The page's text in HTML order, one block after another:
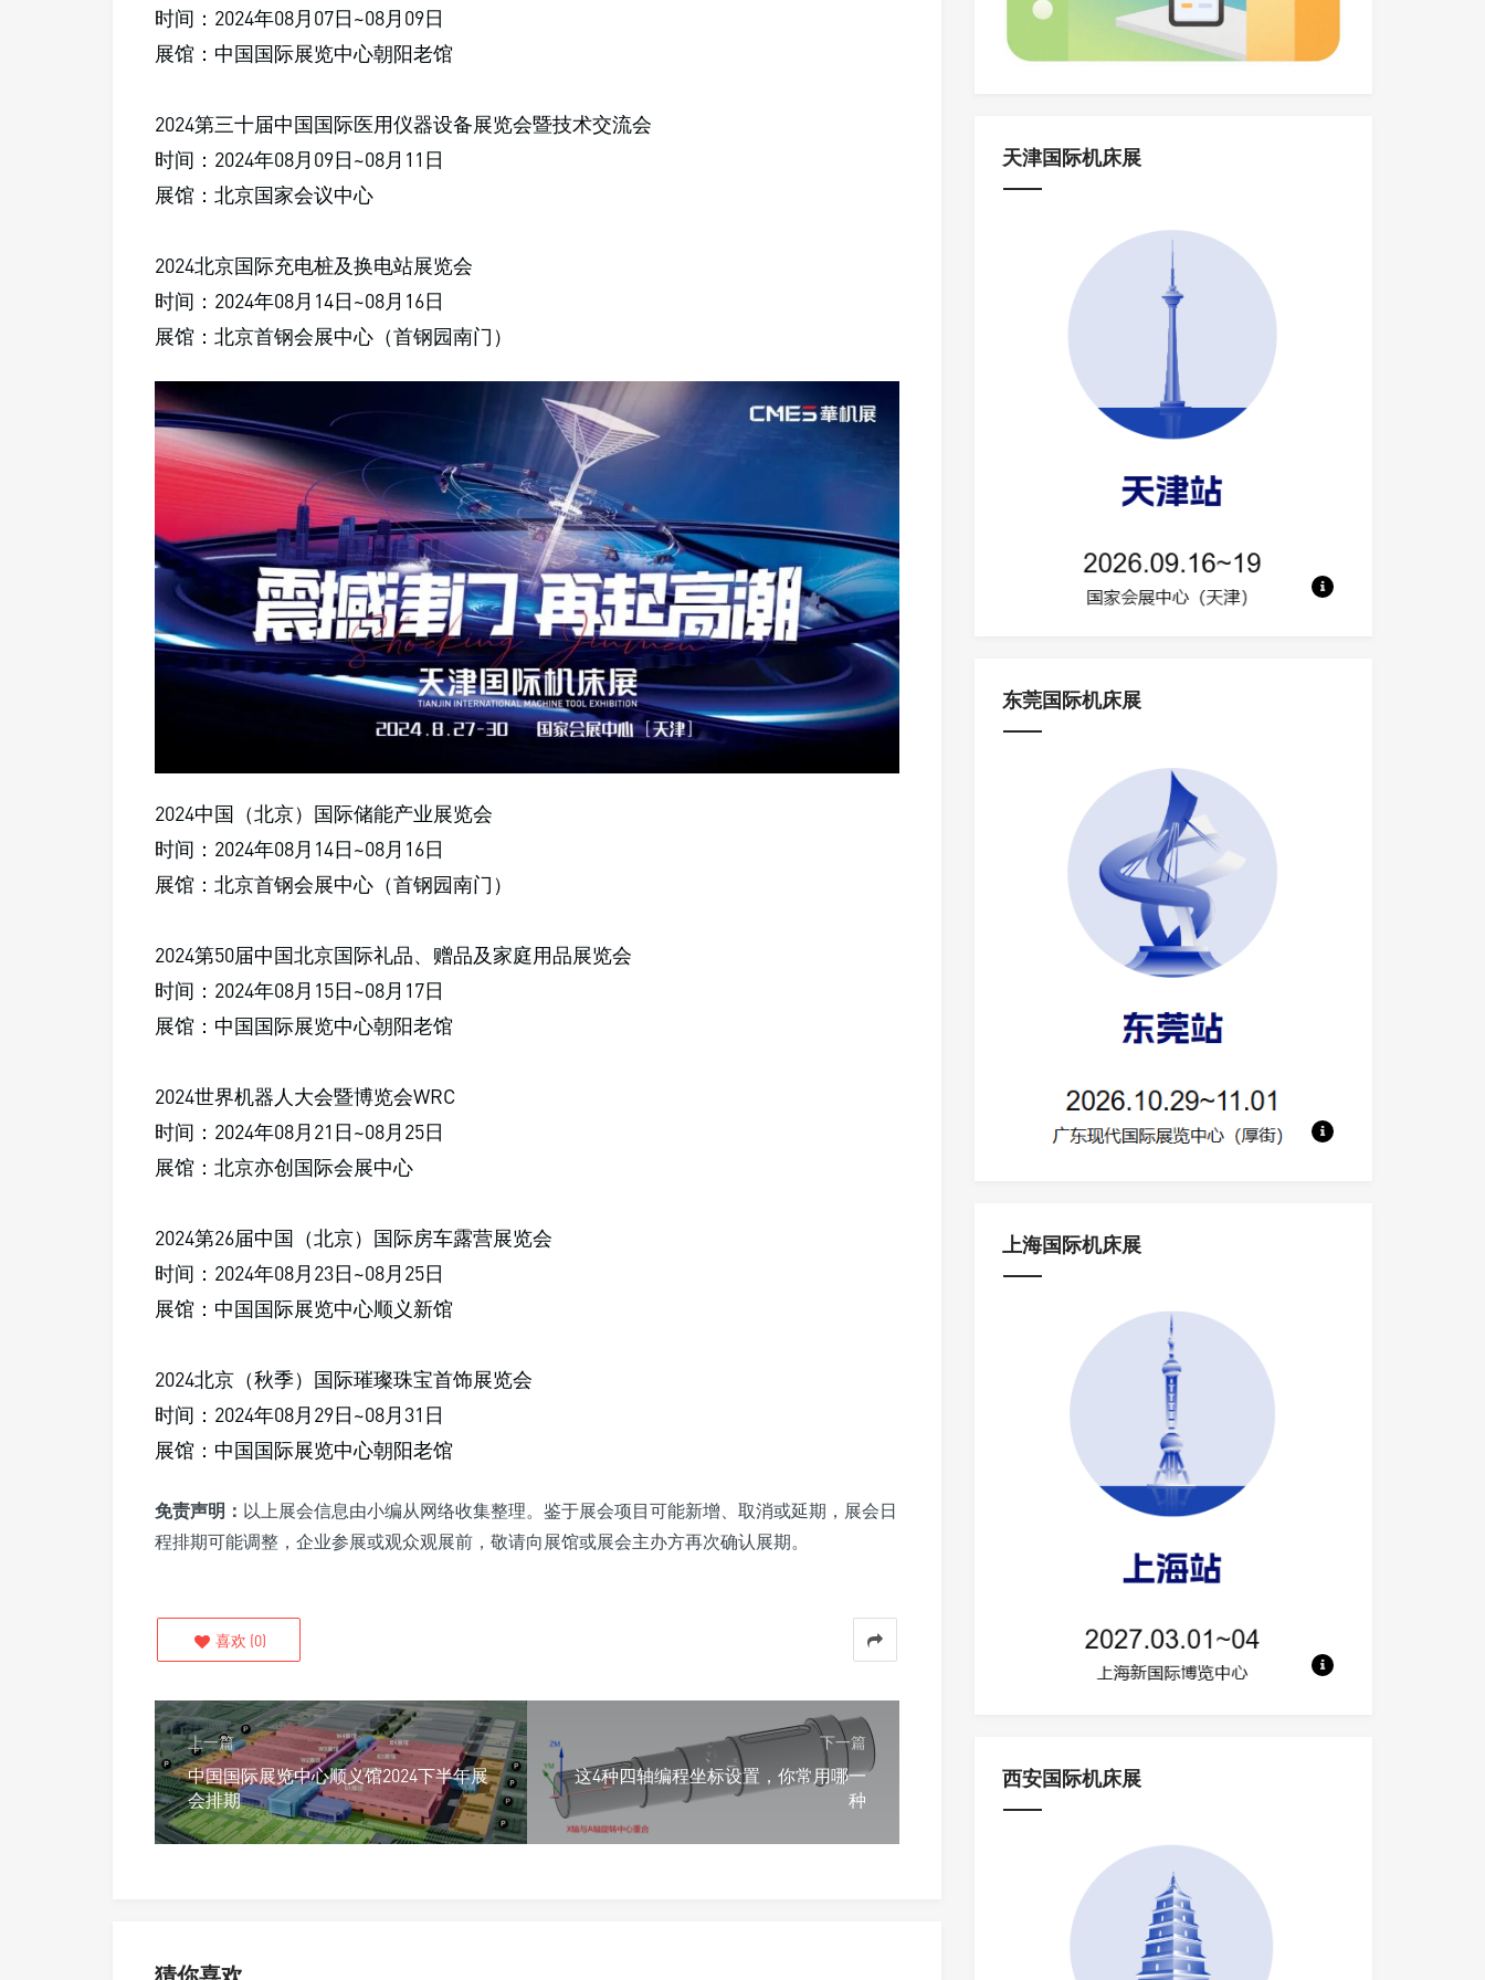
时间：2024年08月07日~08月09日
展馆：中国国际展览中心朝阳老馆
2024第三十届中国国际医用仪器设备展览会暨技术交流会
时间：2024年08月09日~08月11日
展馆：北京国家会议中心
2024北京国际充电桩及换电站展览会
时间：2024年08月14日~08月16日
展馆：北京首钢会展中心（首钢园南门）
2024中国（北京）国际储能产业展览会
时间：2024年08月14日~08月16日
展馆：北京首钢会展中心（首钢园南门）
2024第50届中国北京国际礼品、赠品及家庭用品展览会
时间：2024年08月15日~08月17日
展馆：中国国际展览中心朝阳老馆
2024世界机器人大会暨博览会WRC
时间：2024年08月21日~08月25日
展馆：北京亦创国际会展中心
2024第26届中国（北京）国际房车露营展览会
时间：2024年08月23日~08月25日
展馆：中国国际展览中心顺义新馆
2024北京（秋季）国际璀璨珠宝首饰展览会
时间：2024年08月29日~08月31日
展馆：中国国际展览中心朝阳老馆
免责声明： 以上展会信息由小编从网络收集整理。鉴于展会项目可能新增、取消或延期，展会日
程排期可能调整，企业参展或观众观展前，敬请向展馆或展会主办方再次确认展期。
喜欢 (0)
上一篇
中国国际展览中心顺义馆2024下半年展
会排期
下一篇
这4种四轴编程坐标设置，你常用哪一
种
天津国际机床展
地点：国家会展中心（天津）
东莞国际机床展
地点：广东现代国际展览中心
上海国际机床展
地点：上海新国际博览中心 规
西安国际机床展